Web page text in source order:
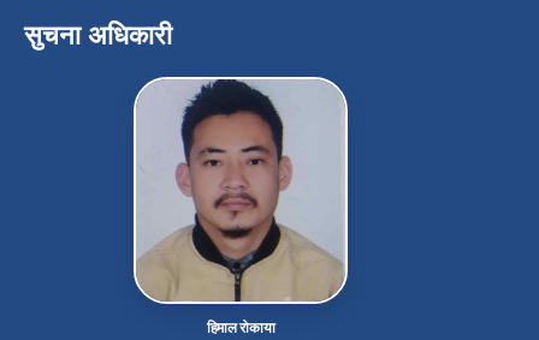
सुचना अधिकारी
हिमाल रोकाया